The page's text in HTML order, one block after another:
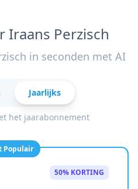
Iraans Perzisch
in seconden met AI
Jaarlijks
het jaarabonnement
Populair
50% KORTING